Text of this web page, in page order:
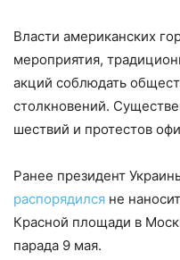
Власти американских
мероприятия,
акций соблюдать
столкновений.
шествий и протестов
Ранее президент
распорядился не
Красной площади в
парада 9 мая.